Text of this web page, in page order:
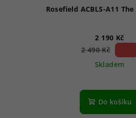
Rosefield ACBLS-A11
2 190 Kč
2 490 Kč
Skladem
Do košíku